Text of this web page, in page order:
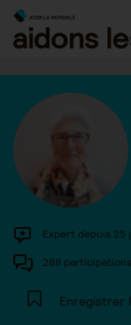
Skip
content
Expert depuis 25
288
Enregistrer